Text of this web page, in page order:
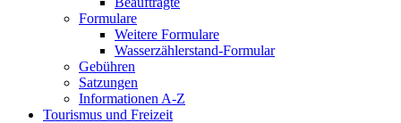
Formulare
Weitere Formulare
Wasserzählerstand-Formular
Gebühren
Satzungen
Informationen A-Z
Tourismus und Freizeit